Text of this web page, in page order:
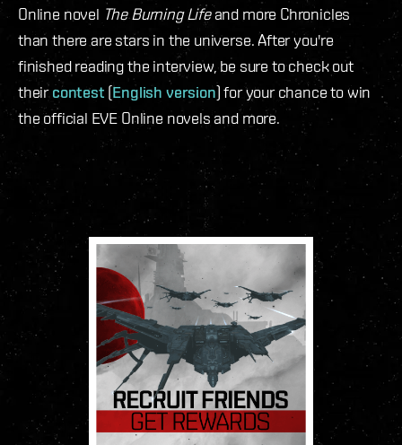
Online novel The Burning Lifeand more Chronicles
than there are stars in the universe. After you're
finished reading the interview, be sure to check out
theircontest (English version) for your chance to win
the official EVE Online novels and more.